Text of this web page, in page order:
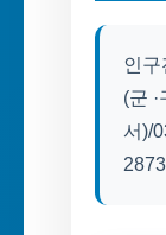
인구
(군
서)/
2873